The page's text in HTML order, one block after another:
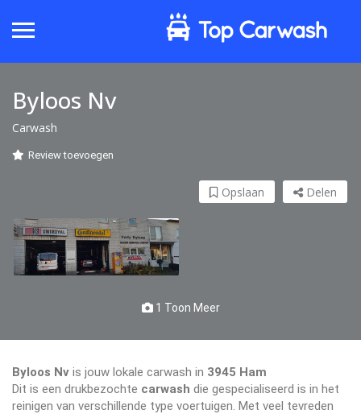
Byloos Nv
Carwash
Review toevoegen
Delen
Opslaan
1 Toon Meer
Byloos Nv is jouw lokale carwash in 3945 Ham
Dit is een drukbezochte carwash die gespecialiseerd is in het
reinigen van verschillende type voertuigen. Met veel tevreden